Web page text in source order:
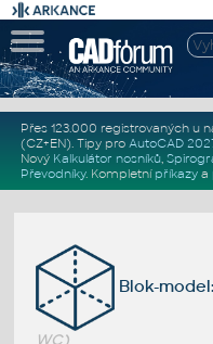
Přes 123.000 registrovaných u
(CZ+EN). Tipy pro AutoCAD
Nový Kalkulátor nosníků,
Převodníky. Kompletní příkazya
Blok-
WC)